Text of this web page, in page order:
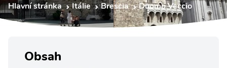
Hlavní stránka
Itálie Brescia Duomo Veccio
Obsah